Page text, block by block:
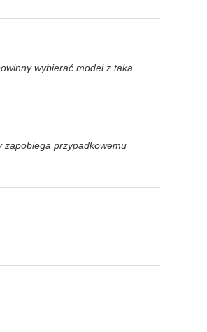
wybierać model z taka
zapobiega przypadkowemu